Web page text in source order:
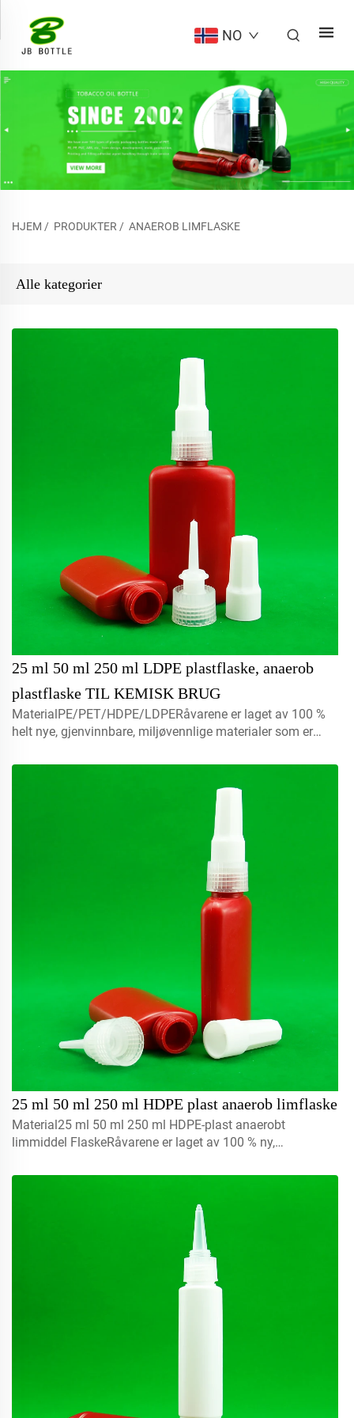
NO
HJEM / PRODUKTER/ ANAEROB LIMFLASKE
Alle kategorier
25 ml 50 ml 250 ml LDPE plastflaske, anaerob
plastflaske TIL KEMISK BRUG
MaterialPE/PET/HDPE/LDPERåvarene er laget av 100 %
helt nye, gjenvinnbare, miljøvennlige materialer som er
oss for skreddersyingLokmister, sprayhatter, skruflok,
25 ml 50 ml 250 ml HDPE plast anaerob limflaske
Material25 ml 50 ml 250 ml HDPE-plast anaerobt
limmiddel FlaskeRåvarene er laget av 100 % ny,
matvareemballasje.Volum5 ml 10 ml 15 mlKontakt oss for